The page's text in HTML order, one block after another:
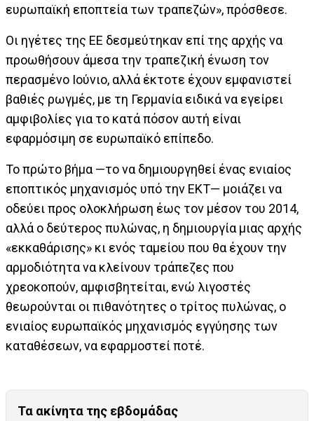
ευρωπαϊκή εποπτεία των τραπεζών», πρόσθεσε.
Οι ηγέτες της ΕΕ δεσμεύτηκαν επί της αρχής να
προωθήσουν άμεσα την τραπεζική ένωση τον
περασμένο Ιούνιο, αλλά έκτοτε έχουν εμφανιστεί
βαθιές ρωγμές, με τη Γερμανία ειδικά να εγείρει
αμφιβολίες για το κατά πόσον αυτή είναι
εφαρμόσιμη σε ευρωπαϊκό επίπεδο.
Το πρώτο βήμα —το να δημιουργηθεί ένας ενιαίος
εποπτικός μηχανισμός υπό την ΕΚΤ— μοιάζει να
οδεύει προς ολοκλήρωση έως τον μέσον του 2014,
αλλά ο δεύτερος πυλώνας, η δημιουργία μιας αρχής
«εκκαθάρισης» κι ενός ταμείου που θα έχουν την
αρμοδιότητα να κλείνουν τράπεζες που
χρεοκοπούν, αμφισβητείται, ενώ λιγοστές
θεωρούνται οι πιθανότητες ο τρίτος πυλώνας, ο
ενιαίος ευρωπαϊκός μηχανισμός εγγύησης των
καταθέσεων, να εφαρμοστεί ποτέ.
Τα ακίνητα της εβδομάδας